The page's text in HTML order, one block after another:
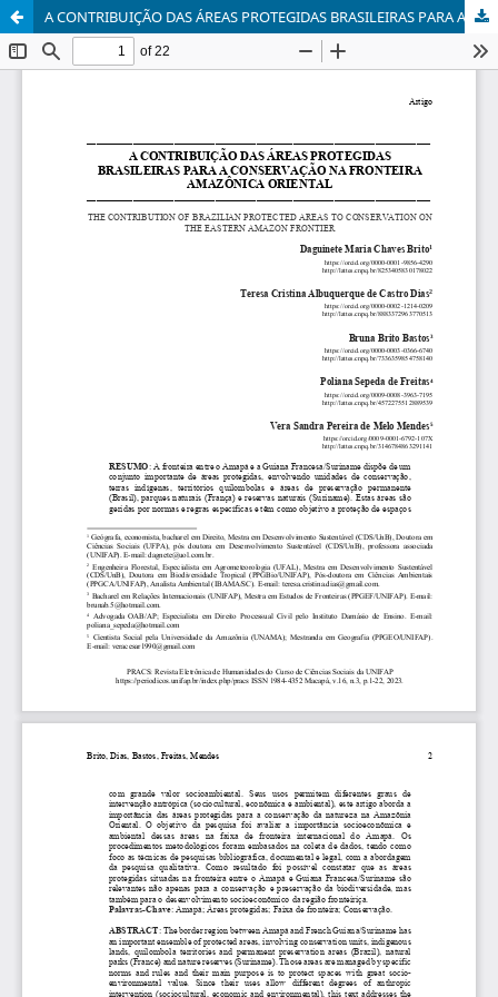
A CONTRIBUIÇÃO DAS ÁREAS PROTEGIDAS BRASILEIRAS PARA A CONSERVAÇÃO NA FRONTEIRA AMAZÔNICA ORIENTAL